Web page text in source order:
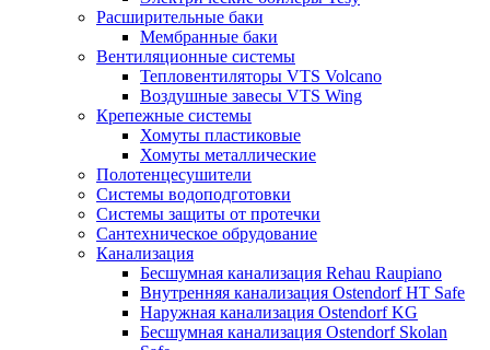
Расширительные баки
Мембранные баки
Вентиляционные системы
Тепловентиляторы VTS Volcano
Воздушные завесы VTS Wing
Крепежные системы
Хомуты пластиковые
Хомуты металлические
Полотенцесушители
Системы водоподготовки
Системы защиты от протечки
Сантехническое обрудование
Канализация
Бесшумная канализация Rehau Raupiano
Внутренняя канализация Ostendorf HT Safe
Наружная канализация Ostendorf KG
Бесшумная канализация Ostendorf Skolan